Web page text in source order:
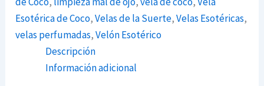
Esotérica de Coco,Velas de la Suerte,Velas Esotéricas,
velas perfumadas,Velón Esotérico
Descripción
Información adicional